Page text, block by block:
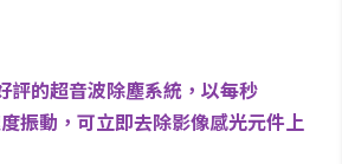
評的超音波除塵系統，以每秒
振動，可立即去除影像感光元件上